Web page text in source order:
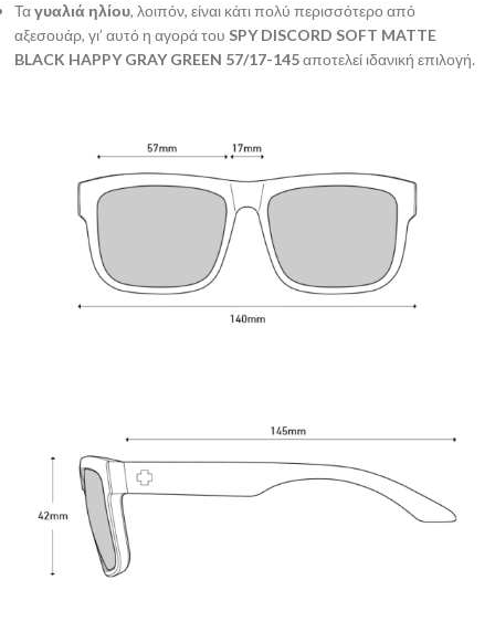
Ταγυαλιά ηλίου, λοιπόν, είναι κάτι πολύ περισσότερο από
αξεσουάρ, γι’ αυτό η αγορά του SPY DISCORD SOFT MATTE
BLACK HAPPY GRAY GREEN 57/17-145αποτελεί ιδανική επιλογή.